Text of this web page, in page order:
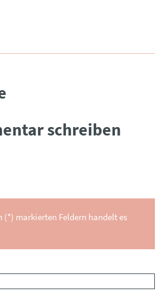
schreiben
(*) markierten Feldern handelt es